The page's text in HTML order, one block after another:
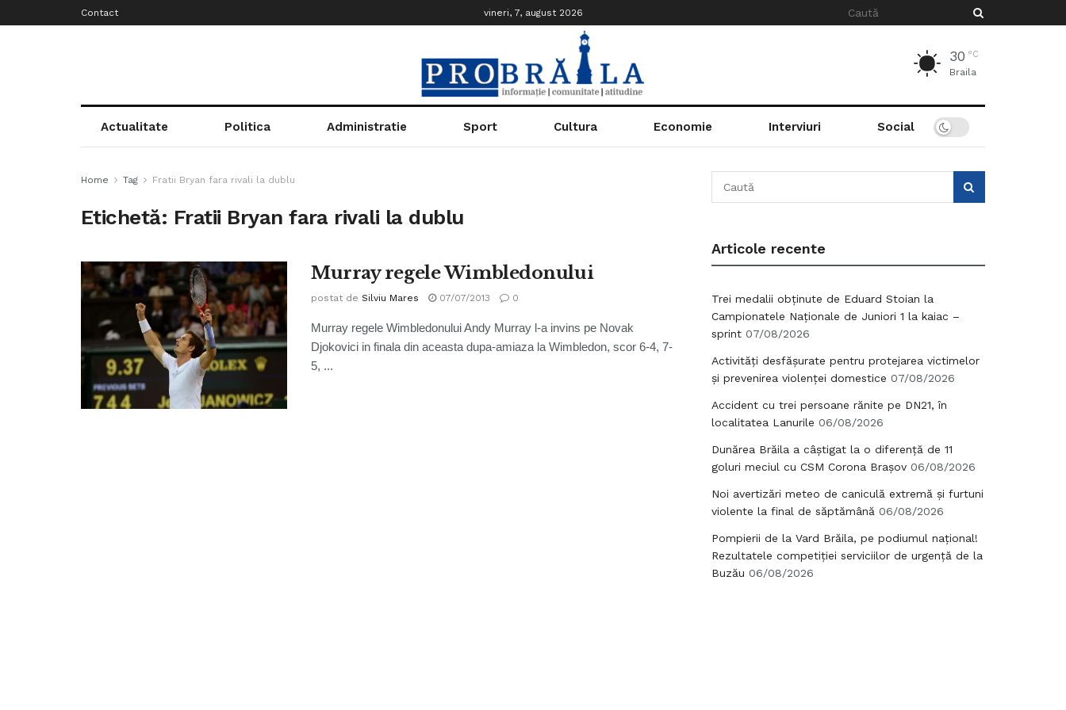
Contact vineri, 7, august 2026
30 °C
Braila
Actualitate Politica Administratie Sport Cultura Economie Interviuri Social
Home Tag Fratii Bryan fara rivali la dublu
Etichetă: Fratii Bryan fara rivali la dublu
Murray regele Wimbledonului
postat de Silviu Mares 07/07/2013 0
Murray regele Wimbledonului Andy Murray l-a invins pe Novak
Djokovici in finala din aceasta dupa-amiaza la Wimbledon, scor 6-4, 7-
5, ...
Articole recente
Trei medalii obținute de Eduard Stoian la
Campionatele Naționale de Juniori 1 la kaiac –
sprint 07/08/2026
Activități desfășurate pentru protejarea victimelor
și prevenirea violenței domestice 07/08/2026
Accident cu trei persoane rănite pe DN21, în
localitatea Lanurile 06/08/2026
Dunărea Brăila a câștigat la o diferență de 11
goluri meciul cu CSM Corona Brașov 06/08/2026
Noi avertizări meteo de caniculă extremă și furtuni
violente la final de săptămână 06/08/2026
Pompierii de la Vard Brăila, pe podiumul național!
Rezultatele competiției serviciilor de urgență de la
Buzău 06/08/2026